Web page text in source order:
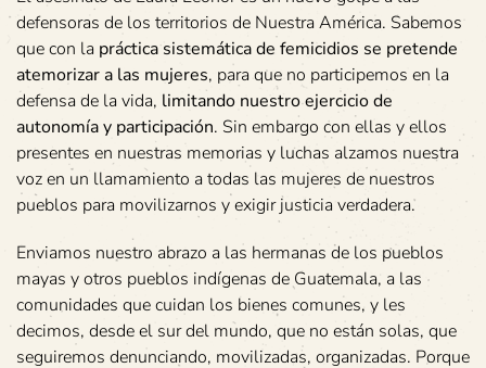
defensoras de los territorios de Nuestra América. Sabemos
que con la práctica sistemática de femicidios se pretende
atemorizar a las mujeres, para que no participemos en la
defensa de la vida, limitando nuestro ejercicio de
autonomía y participación. Sin embargo con ellas y ellos
presentes en nuestras memorias y luchas alzamos nuestra
voz en un llamamiento a todas las mujeres de nuestros
pueblos para movilizarnos y exigir justicia verdadera.
Enviamos nuestro abrazo a las hermanas de los pueblos
mayas y otros pueblos indígenas de Guatemala, a las
comunidades que cuidan los bienes comunes, y les
decimos, desde el sur del mundo, que no están solas, que
seguiremos denunciando, movilizadas, organizadas. Porque